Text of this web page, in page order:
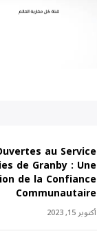
au Service
de Granby : Une
de la Confiance
Communautaire
أكتوبر 15, 2023